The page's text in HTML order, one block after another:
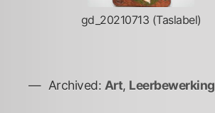
gd_20210713 (Taslabel)
Archived: Art, Leerbewerking